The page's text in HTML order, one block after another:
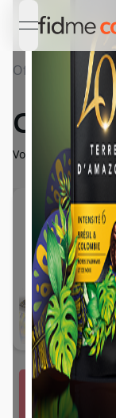
open
Offres
Café
Voyagez au cœur
Vous
Fidme